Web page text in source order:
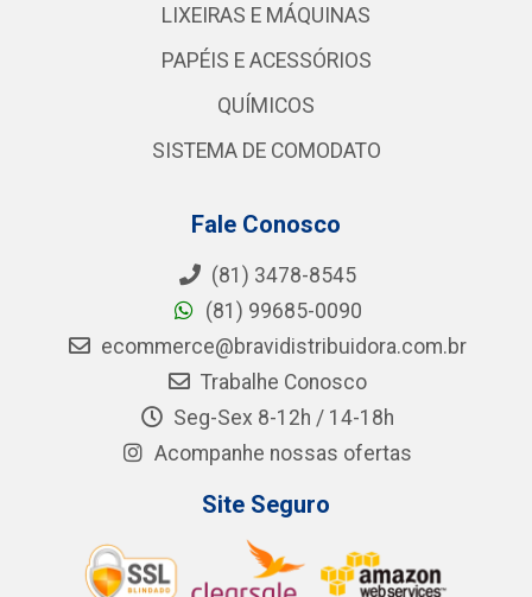
LIXEIRAS E MÁQUINAS
PAPÉIS E ACESSÓRIOS
QUÍMICOS
SISTEMA DE COMODATO
Fale Conosco
(81) 3478-8545
(81) 99685-0090
ecommerce@bravidistribuidora.com.br
Trabalhe Conosco
Seg-Sex 8-12h / 14-18h
Acompanhe nossas ofertas
Site Seguro